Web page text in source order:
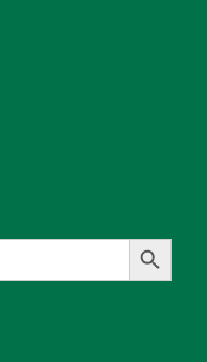
Search Button